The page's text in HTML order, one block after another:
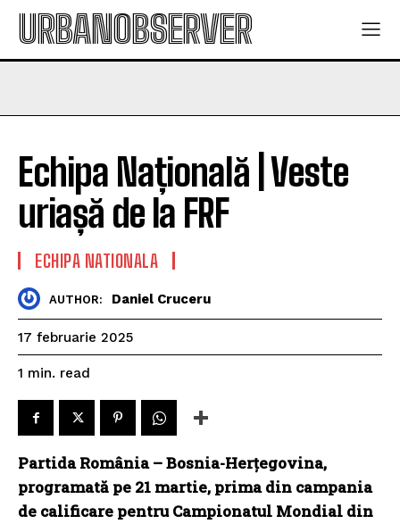
URBANOBSERVER
Echipa Națională | Veste
uriașă de la FRF
ECHIPA NATIONALA
AUTHOR: Daniel Cruceru
17 februarie 2025
1 min. read
Partida România – Bosnia-Herţegovina,
programată pe 21 martie, prima din campania
de calificare pentru Campionatul Mondial din